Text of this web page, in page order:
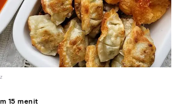
15 menit